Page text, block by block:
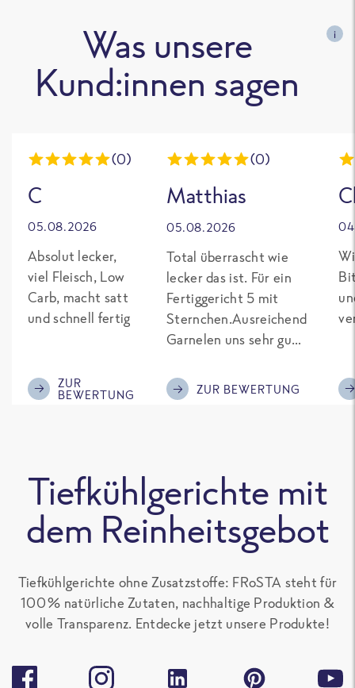
Was unsere
Kund:innen sagen
i
(0)
C
05.08.2026
Absolut lecker,
viel Fleisch, Low
Carb, macht satt
und schnell fertig
ZUR
BEWERTUNG
(0)
Matthias
05.08.2026
Total überrascht wie
lecker das ist. Für ein
Fertiggericht 5 mit
Sternchen.Ausreichend
Garnelen uns sehr gut
Kompliment
ZUR BEWERTUNG
Tiefkühlgerichte mit
dem Reinheitsgebot
Tiefkühlgerichte ohne Zusatzstoffe: FRoSTA steht für
100 % natürliche Zutaten, nachhaltige Produktion &
volle Transparenz. Entdecke jetzt unsere Produkte!